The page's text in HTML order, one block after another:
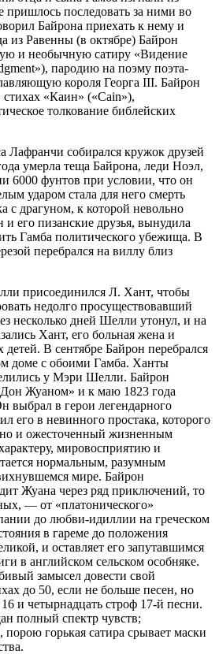
последовать за ними во
Байрона приехать к нему и
из Равенны (в октябре) Байрон
и необычную сатиру «Видение
пародию на поэму поэта-
короля Георга III. Байрон
«Каин» («Cain»),
толкование библейских
Лафранчи собирался кружок друзей
умерла теща Байрона, леди Ноэл,
6000 фунтов при условии, что он
ударом стала для него смерть
с драгуном, к которой невольно
и его пизанские друзья, вынудила
Гамба политического убежища. В
перебрался на виллу близ
присоединился Л. Хант, чтобы
недолго просуществовавший
несколько дней Шелли утонул, и на
Хант, его больная жена и
В сентябре Байрон перебрался
доме с обоими Гамба. Ханты
у Мэри Шелли. Байрон
Жуаном» и к маю 1823 года
выбрал в герои легендарного
его в невинного простака, которого
и ожесточенный жизненным
мировосприятию и
нормальным, разумным
мире. Байрон
Жуана через ряд приключений, то
— от «платонического»
до любви-идиллии на греческом
в гареме до положения
и оставляет его запутавшимся
в английском сельском особняке.
замысел довести свой
до 50, если не больше песен, но
16 и четырнадцать строф 17-й песни.
полный спектр чувств;
горькая сатира срывает маски